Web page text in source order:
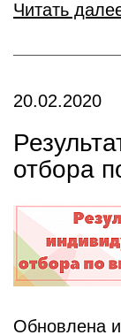
Читать
20.02.2020
отбора
Обновлена